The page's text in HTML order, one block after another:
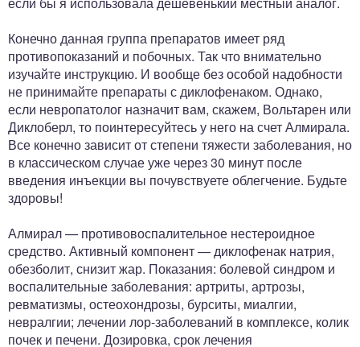
Конечно данная группа препаратов имеет ряд
противопоказаний и побочных. Так что внимательно
изучайте инструкцию. И вообще без особой надобности
не принимайте препараты с диклофенаком. Однако,
если невропатолог назначит вам, скажем, Вольтарен или
Диклоберл, то поинтересуйтесь у него на счет Алмирала.
Все конечно зависит от степени тяжести заболевания, но
в классическом случае уже через 30 минут после
введения инъекции вы почувствуете облегчение. Будьте
здоровы!
Алмирал — противовоспалительное нестероидное
средство. Активный компонент — диклофенак натрия,
обезболит, снизит жар. Показания: болевой синдром и
воспалительные заболевания: артриты, артрозы,
ревматизмы, остеохондрозы, бурситы, миалгии,
невралгии; лечении лор-заболеваний в комплексе, колик
почек и печени. Дозировка, срок лечения